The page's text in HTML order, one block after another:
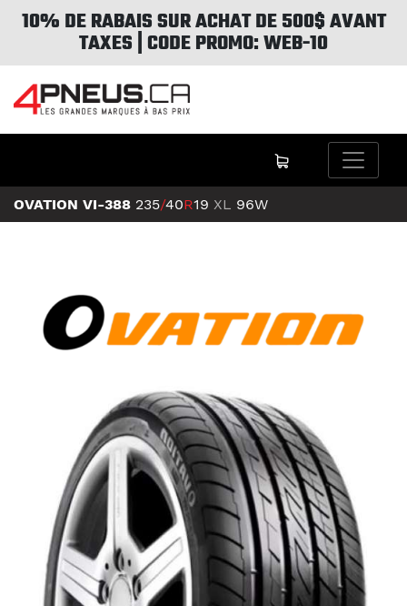
10% DE RABAIS SUR ACHAT DE 500$ AVANT
TAXES | CODE PROMO: WEB-10
OVATION VI-388 235/40R19 XL 96W